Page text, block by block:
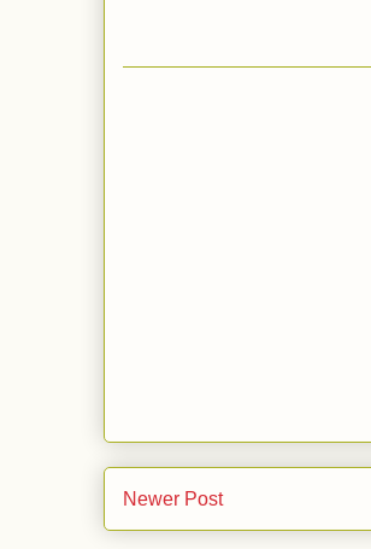
Newer Post